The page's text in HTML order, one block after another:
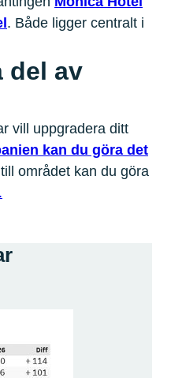
. Både ligger centralt i
del av
vill uppgradera ditt
kan du göra det
området kan du göra
.